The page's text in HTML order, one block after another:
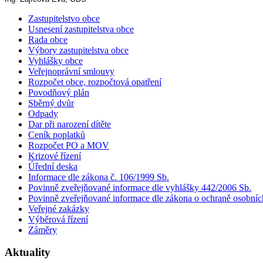
Zastupitelstvo obce
Usnesení zastupitelstva obce
Rada obce
Výbory zastupitelstva obce
Vyhlášky obce
Veřejnoprávní smlouvy
Rozpočet obce, rozpočtová opatření
Povodňový plán
Sběrný dvůr
Odpady
Dar při narození dítěte
Ceník poplatků
Rozpočet PO a MOV
Krizové řízení
Úřední deska
Informace dle zákona č. 106/1999 Sb.
Povinně zveřejňované informace dle vyhlášky 442/2006 Sb.
Povinně zveřejňované informace dle zákona o ochraně
Veřejné zakázky
Výběrová řízení
Záměry
Aktuality